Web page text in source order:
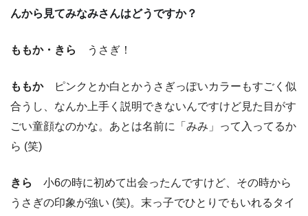
んから見てみなみさんはどうですか？
ももか・きら うさぎ！
ももかピンクとか白とかうさぎっぽいカラーもすごく似
合うし、なんか上手く説明できないんですけど見た目がす
ごい童顔なのかな。あとは名前に「みみ」って入ってるか
ら (笑)
きら
小6の時に初めて出会ったんですけど、その時から
うさぎの印象が強い (笑)。末っ子でひとりでもいれるタイ